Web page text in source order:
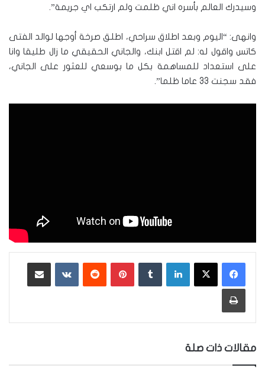
وسيدرك العالم بأسره اني ظلمت ولم ارتكب اي جريمة”.
وانهى: “اليوم وبعد اطلاق سراحي، اطلق صرخة أوجها لوالد الفتى
كاتس واقول له: لم اقتل ابنك، والجاني الحقيقي ما زال طليقا وانا
على استعداد للمساهمة بكل ما بوسعي للعثور على الجاني،
فقد سجنت 33 عاما ظلما”.
لينكدإن بينتيريست ‏VKontakte
طباعة
مقالات ذات صلة